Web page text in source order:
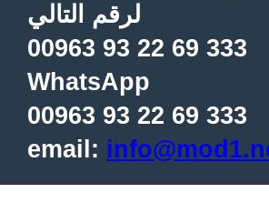
لرقم التالي
00963 93 22 69 333
WhatsApp
00963 93 22 69 333
email: